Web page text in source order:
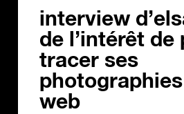
interview
de l’intérêt de
tracer ses
web